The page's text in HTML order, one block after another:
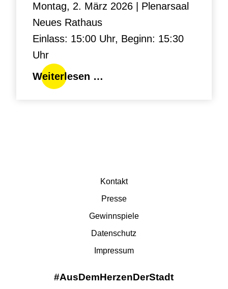
Montag, 2. März 2026 | Plenarsaal
Neues Rathaus
Einlass: 15:00 Uhr, Beginn: 15:30
Uhr
Weiterlesen …
Kontakt
Presse
Gewinnspiele
Datenschutz
Impressum
#AusDemHerzenDerStadt